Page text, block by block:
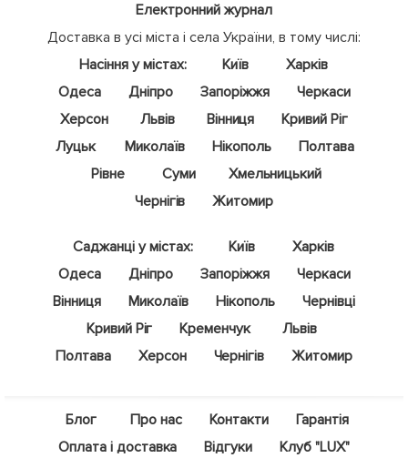
Електронний журнал
Доставка в усі міста і села України, в тому числі:
Насіння у містах:
Київ
Харків
Одеса
Дніпро Запоріжжя
Черкаси
Херсон
Львів Вінниця
Кривий Ріг
Луцьк
Миколаїв Нікополь
Полтава
Рівне
Суми
Хмельницький
Чернігів
Житомир
Саджанці у містах: Київ
Харків
Одеса
Дніпро Запоріжжя
Черкаси
Вінниця
Миколаїв Нікополь
Чернівці
Кривий Ріг
Кременчук
Львів
Полтава
Херсон Чернігів Житомир
Блог Про нас Контакти
Гарантія
Оплата і доставка
Відгуки
Клуб "LUX"